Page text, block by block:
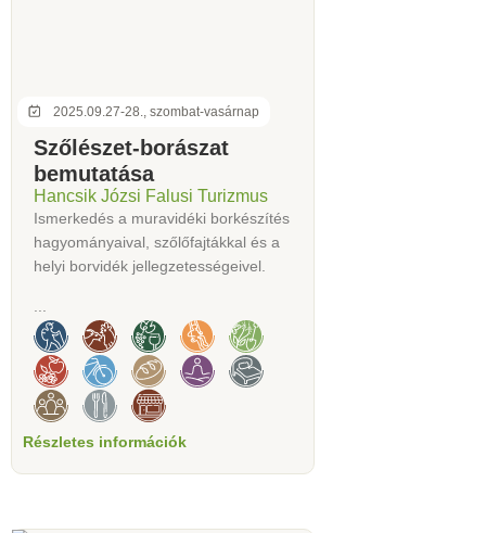
2025.09.27-28., szombat-vasárnap
Szőlészet-borászat
bemutatása
Hancsik Józsi Falusi Turizmus
Ismerkedés a muravidéki borkészítés
hagyományaival, szőlőfajtákkal és a
helyi borvidék jellegzetességeivel.
Részletes információk